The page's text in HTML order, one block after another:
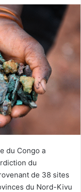
du Congo a
du
de 38 sites
du Nord-Kivu